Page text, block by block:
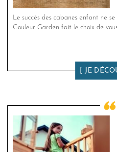
Le succès des cabanes enfant ne
Couleur Garden fait le choix de
JE